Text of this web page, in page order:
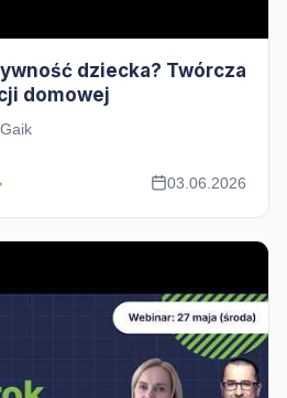
dziecka? Twórcza
domowej
03.06.2026